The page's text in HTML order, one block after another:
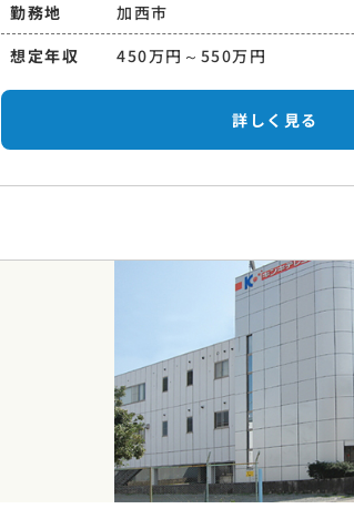
勤務地
加西市
想定年収
450万円～550万円
詳しく見る